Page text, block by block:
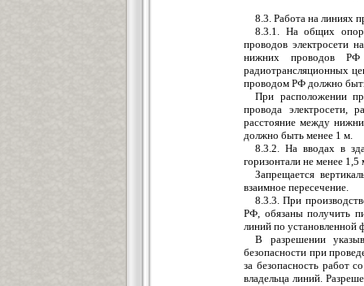
8.3. Работа на линиях
8.3.1. На общих
проводов электросети
нижних проводов РФ
радиотрансляционных
проводом РФ должно
При расположении
провода электросети,
расстояние между
должно быть менее 1 м.
8.3.2. На вводах в
горизонтали не менее 1,5
Запрещается
взаимное пересечение.
8.3.3. При
РФ, обязаны получить
линий по установленной
В разрешении
безопасности при
за безопасность работ
владельца линий.